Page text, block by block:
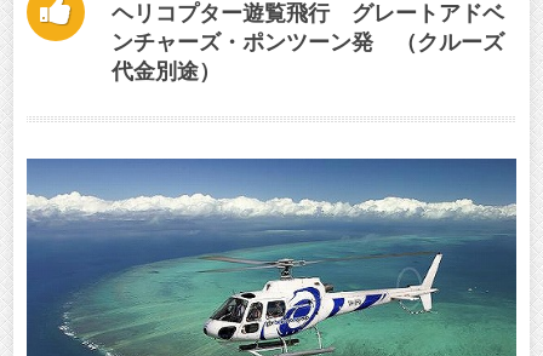
ヘリコプター遊覧飛行 グレートアドベ
ンチャーズ・ポンツーン発 （クルーズ
代金別途）